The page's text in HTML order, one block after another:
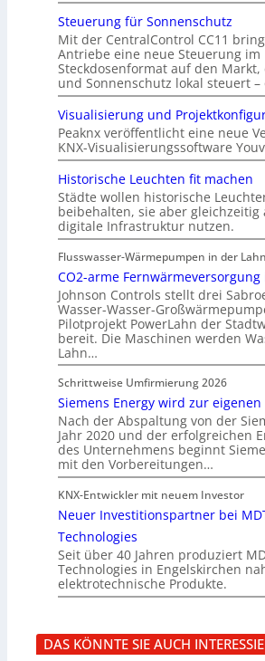
Steuerung für Sonnenschutz
Mit der CentralControl CC11
Antriebe eine neue Steuerung im
Steckdosenformat auf den Markt,
und Sonnenschutz lokal steuert
Visualisierung und
Peaknx veröffentlicht eine neue
KNX-Visualisierungssoftware
Historische Leuchten fit machen
Städte wollen historische
beibehalten, sie aber gleichzeitig
digitale Infrastruktur nutzen.
Flusswasser-Wärmepumpen in der Lahn
CO2-arme Fernwärmeversorgung
Johnson Controls stellt drei
Wasser-Wasser-
Pilotprojekt PowerLahn der
bereit. Die Maschinen werden
Lahn…
Schrittweise Umfirmierung 2026
Siemens Energy wird zur eigenen
Nach der Abspaltung von der
Jahr 2020 und der erfolgreichen
des Unternehmens beginnt
mit den Vorbereitungen…
KNX-Entwickler mit neuem Investor
Neuer Investitionspartner bei
Technologies
Seit über 40 Jahren produziert
Technologies in Engelskirchen
elektrotechnische Produkte.
DAS KÖNNTE SIE AUCH